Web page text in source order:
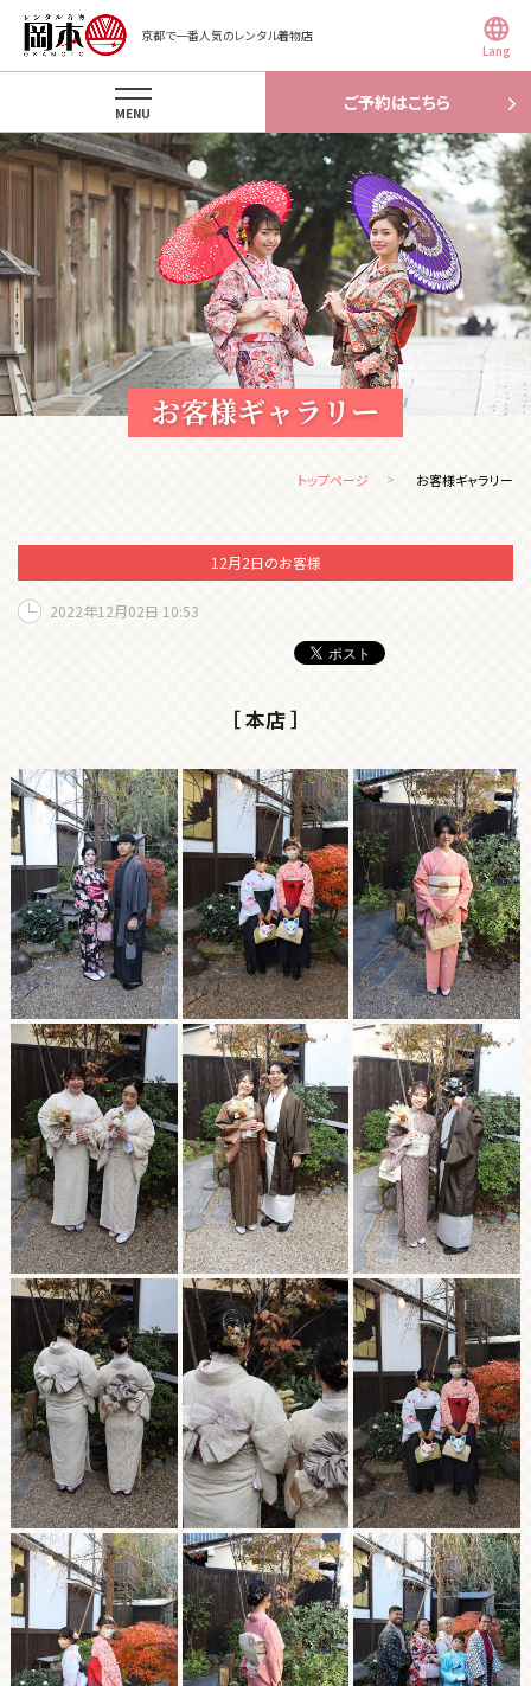
京都で一番人気のレンタル着物店
Lang
ご予約はこちら
MENU
お客様ギャラリー
トップページ お客様ギャラリー
12月2日のお客様
2022年12月02日 10:53
［ 本店 ］